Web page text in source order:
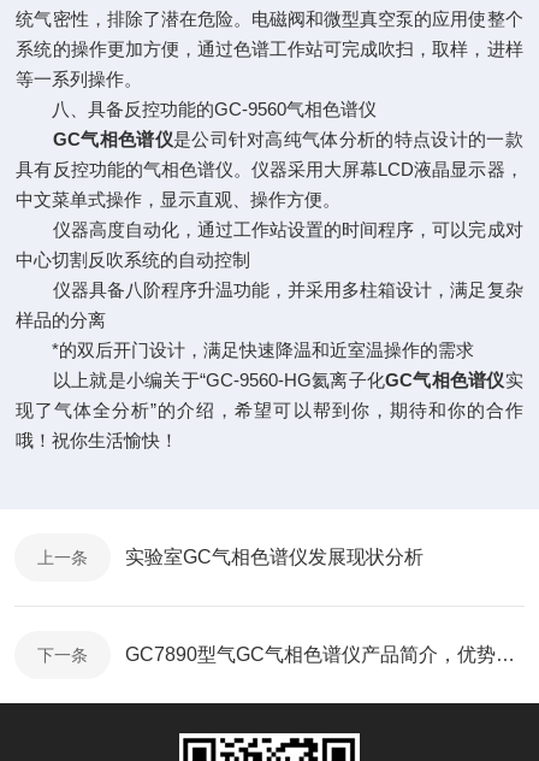
统气密性，排除了潜在危险。电磁阀和微型真空泵的应用使整个
系统的操作更加方便，通过色谱工作站可完成吹扫，取样，进样
等一系列操作。
八、具备反控功能的GC-9560气相色谱仪
GC气相色谱仪是公司针对高纯气体分析的特点设计的一款
具有反控功能的气相色谱仪。仪器采用大屏幕LCD液晶显示器，
中文菜单式操作，显示直观、操作方便。
仪器高度自动化，通过工作站设置的时间程序，可以完成对
中心切割反吹系统的自动控制
仪器具备八阶程序升温功能，并采用多柱箱设计，满足复杂
样品的分离
*的双后开门设计，满足快速降温和近室温操作的需求
以上就是小编关于“GC-9560-HG氦离子化GC气相色谱仪实
现了气体全分析”的介绍，希望可以帮到你，期待和你的合作
哦！祝你生活愉快！
上一条 实验室GC气相色谱仪发展现状分析
下一条 GC7890型气GC气相色谱仪产品简介，优势及参数